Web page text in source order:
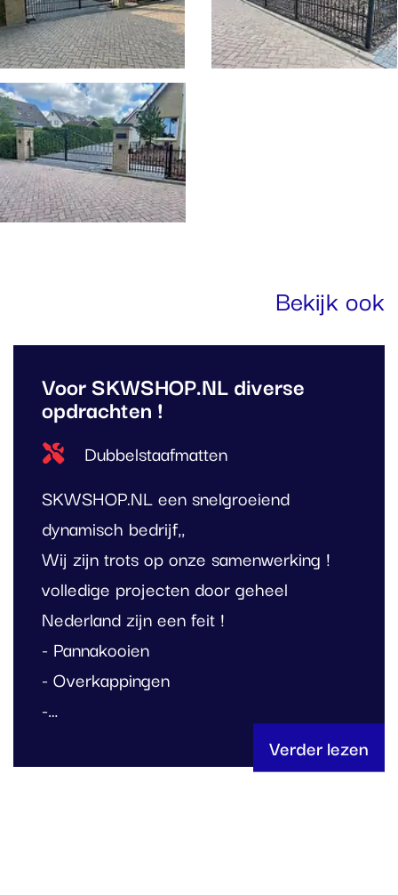
Bekijk ook
Voor SKWSHOP.NL diverse
opdrachten !
Type project
Dubbelstaafmatten
SKWSHOP.NL een snelgroeiend
dynamisch bedrijf,,
Wij zijn trots op onze samenwerking !
volledige projecten door geheel
Nederland zijn een feit !
- Pannakooien
- Overkappingen
-…
Verder lezen